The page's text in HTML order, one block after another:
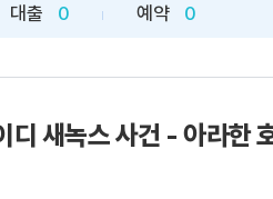
대출 0 예약 0
디 새녹스 사건 - 아라한